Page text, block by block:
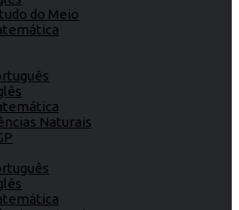
do Meio
Naturais